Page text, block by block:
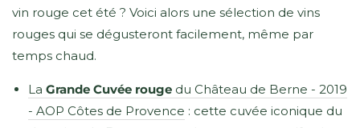
vin rouge cet été ? Voici alors une sélection de vins
rouges qui se dégusteront facilement, même par
temps chaud.
La Grande Cuvée rouge du Château de Berne - 2019
- AOP Côtes de Provence : cette cuvée iconique du